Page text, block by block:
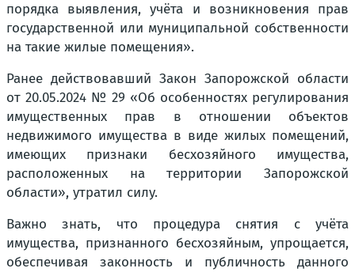
порядка выявления, учёта и возникновения прав
государственной или муниципальной собственности
на такие жилые помещения».
Ранее действовавший Закон Запорожской области
от 20.05.2024 № 29 «Об особенностях регулирования
имущественных прав в отношении объектов
недвижимого имущества в виде жилых помещений,
имеющих признаки бесхозяйного имущества,
расположенных на территории Запорожской
области», утратил силу.
Важно знать, что процедура снятия с учёта
имущества, признанного бесхозяйным, упрощается,
обеспечивая законность и публичность данного